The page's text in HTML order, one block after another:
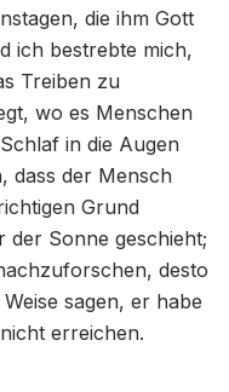
die ihm Gott
ich bestrebte mich,
Treiben zu
wo es Menschen
in die Augen
dass der Mensch
Grund
Sonne geschieht;
desto
sagen, er habe
erreichen.